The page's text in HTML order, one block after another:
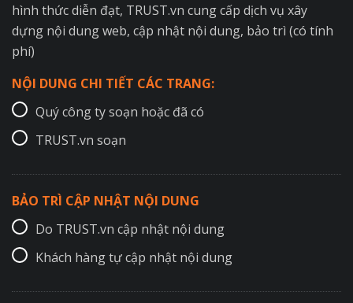
hình thức diễn đạt, TRUST.vn cung cấp dịch vụ xây
dựng nội dung web, cập nhật nội dung, bảo trì (có tính
phí)
NỘI DUNG CHI TIẾT CÁC TRANG:
Quý công ty soạn hoặc đã có
TRUST.vn soạn
BẢO TRÌ CẬP NHẬT NỘI DUNG
Do TRUST.vn cập nhật nội dung
Khách hàng tự cập nhật nội dung